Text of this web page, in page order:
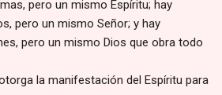
pero un mismo Espíritu; hay
pero un mismo Señor; y hay
pero un mismo Dios que obra todo
la manifestación del Espíritu para